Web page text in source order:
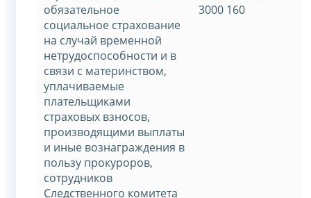
обязательное
социальное страхование
на случай временной
нетрудоспособности и в
связи с материнством,
уплачиваемые
плательщиками
страховых взносов,
производящими выплаты
и иные вознаграждения в
пользу прокуроров,
сотрудников
Следственного комитета
3000 160